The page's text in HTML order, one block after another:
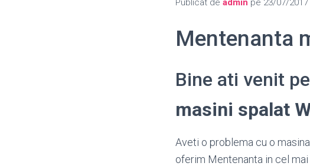
Publicat de admin pe 23/07/2017
Mentenanta
Bine ati venit
masini spalat
Aveti o problema cu o
oferim Mentenanta in cel mai